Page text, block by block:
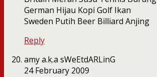
German Hijau Kopi Golf Ikan
Sweden Putih Beer Billiard Anjing
Reply
amy a.k.a sWeEtdARLinG
24 February 2009